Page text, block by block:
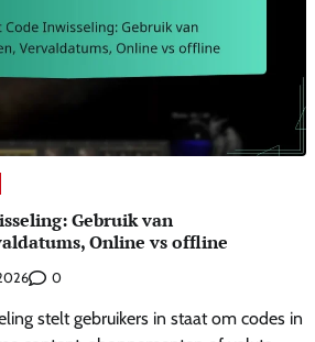
Gebruik van
Online vs offline
0
stelt gebruikers in staat om codes in